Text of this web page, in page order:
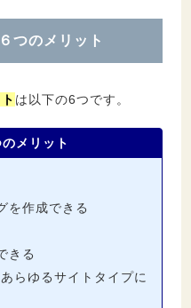
つのメリット
は以下の6つです。
メリット
を作成できる
きる
らゆるサイトタイプに